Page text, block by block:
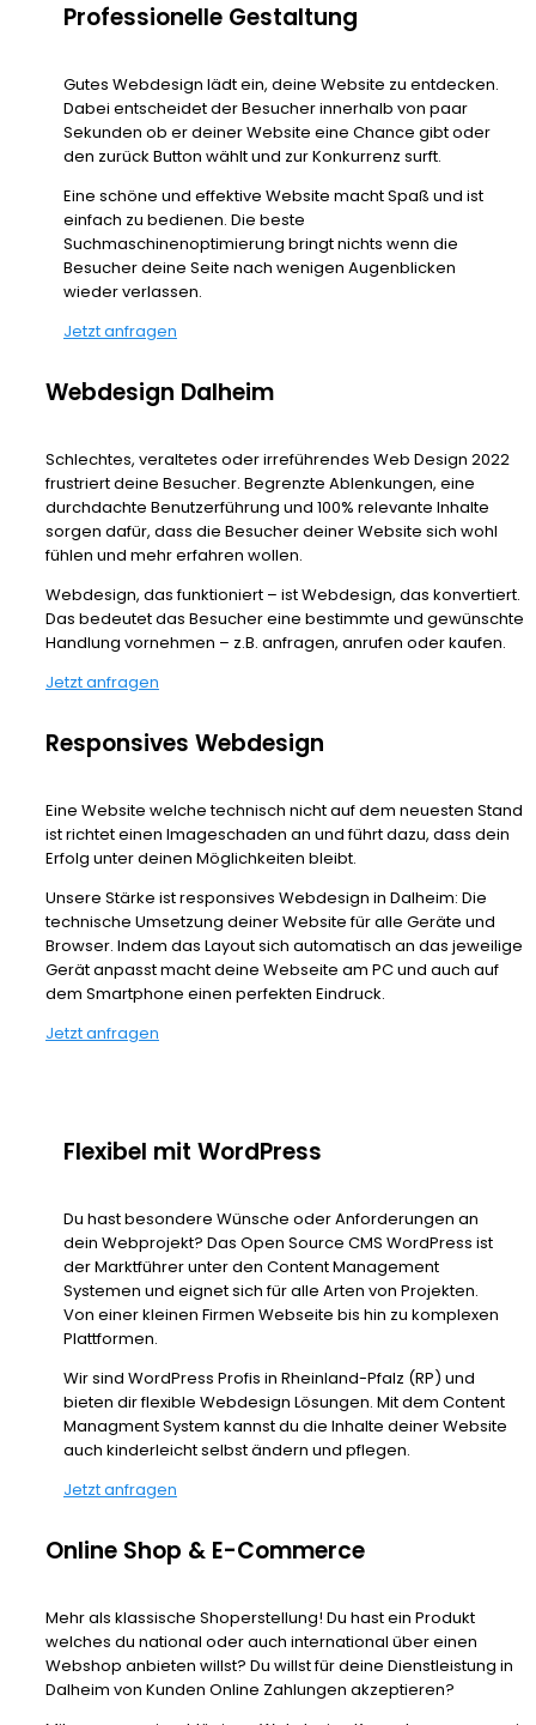
Professionelle Gestaltung
Gutes Webdesign lädt ein, deine Website zu entdecken.
Dabei entscheidet der Besucher innerhalb von paar
Sekunden ob er deiner Website eine Chance gibt oder
den zurück Button wählt und zur Konkurrenz surft.
Eine schöne und effektive Website macht Spaß und ist
einfach zu bedienen. Die beste
Suchmaschinenoptimierung bringt nichts wenn die
Besucher deine Seite nach wenigen Augenblicken
wieder verlassen.
Jetzt anfragen
Webdesign Dalheim
Schlechtes, veraltetes oder irreführendes Web Design 2022
frustriert deine Besucher. Begrenzte Ablenkungen, eine
durchdachte Benutzerführung und 100% relevante Inhalte
sorgen dafür, dass die Besucher deiner Website sich wohl
fühlen und mehr erfahren wollen.
Webdesign, das funktioniert – ist Webdesign, das konvertiert.
Das bedeutet das Besucher eine bestimmte und gewünschte
Handlung vornehmen – z.B. anfragen, anrufen oder kaufen.
Jetzt anfragen
Responsives Webdesign
Eine Website welche technisch nicht auf dem neuesten Stand
ist richtet einen Imageschaden an und führt dazu, dass dein
Erfolg unter deinen Möglichkeiten bleibt.
Unsere Stärke ist responsives Webdesign in Dalheim: Die
technische Umsetzung deiner Website für alle Geräte und
Browser. Indem das Layout sich automatisch an das jeweilige
Gerät anpasst macht deine Webseite am PC und auch auf
dem Smartphone einen perfekten Eindruck.
Jetzt anfragen
Flexibel mit WordPress
Du hast besondere Wünsche oder Anforderungen an
dein Webprojekt? Das Open Source CMS WordPress ist
der Marktführer unter den Content Management
Systemen und eignet sich für alle Arten von Projekten.
Von einer kleinen Firmen Webseite bis hin zu komplexen
Plattformen.
Wir sind WordPress Profis in Rheinland-Pfalz (RP) und
bieten dir flexible Webdesign Lösungen. Mit dem Content
Managment System kannst du die Inhalte deiner Website
auch kinderleicht selbst ändern und pflegen.
Jetzt anfragen
Online Shop & E-Commerce
Mehr als klassische Shoperstellung! Du hast ein Produkt
welches du national oder auch international über einen
Webshop anbieten willst? Du willst für deine Dienstleistung in
Dalheim von Kunden Online Zahlungen akzeptieren?